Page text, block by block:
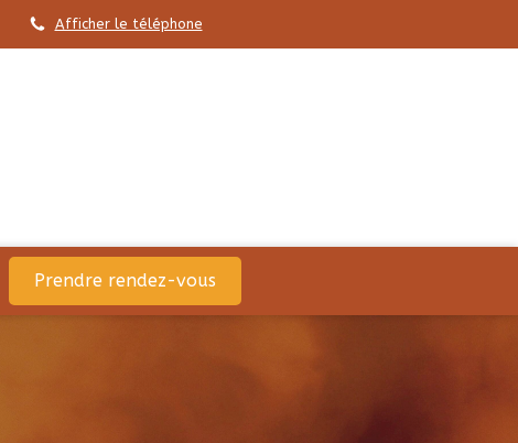
Afficher le téléphone
Prendre rendez-vous